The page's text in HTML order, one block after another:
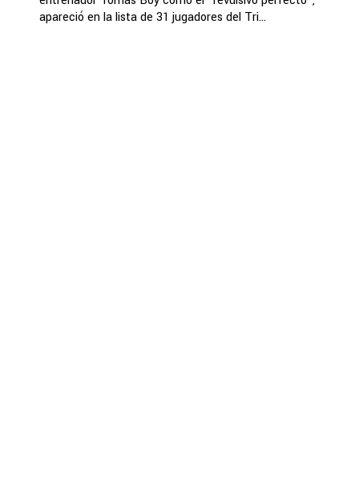
apareció en la lista de 31 jugadores del Tri...